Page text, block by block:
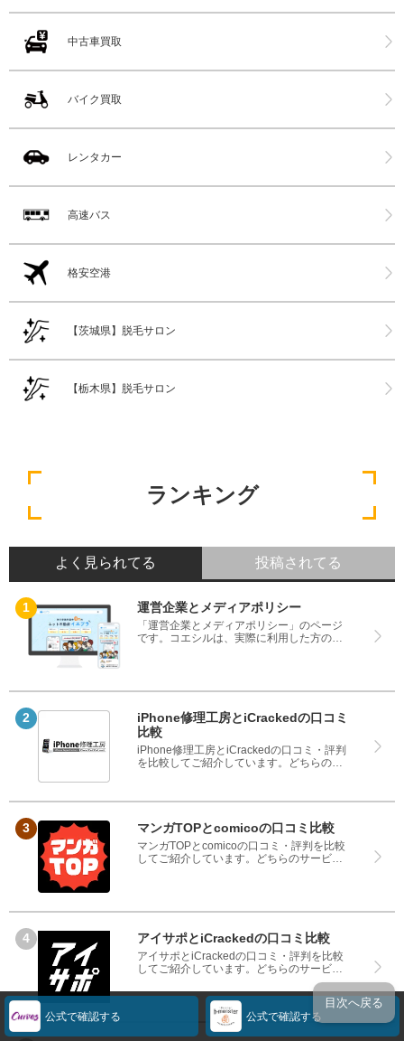
公式で確認する 公式で確認する
中古車買取
バイク買取
レンタカー
高速バス
格安空港
【茨城県】脱毛サロン
【栃木県】脱毛サロン
ランキング
よく見られてる 投稿されてる
運営企業とメディアポリシー
「運営企業とメディアポリシー」のページ
です。コエシルは、実際に利用した方の口
なく、悪い口コミもしっかり掲載している
さい。
iPhone修理工房とiCrackedの口コミ
比較
iPhone修理工房とiCrackedの口コミ・評判
を比較してご紹介しています。どちらのサ
て、iPhone修理工房とiCrackedのどちらを
マンガTOPとcomicoの口コミ比較
マンガTOPとcomicoの口コミ・評判を比較
してご紹介しています。どちらのサービス
てください。
アイサポとiCrackedの口コミ比較
アイサポとiCrackedの口コミ・評判を比較
してご紹介しています。どちらのサービス
も実際を利用した方の評判ですので、良い
ところと悪いところどちらも見て、アイサ
ポとiCrackedのどちらを使うのか参考にし目次へ戻る